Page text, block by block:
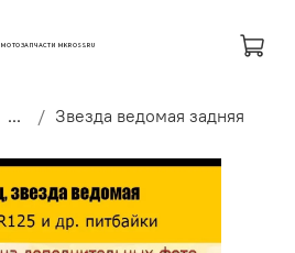
МОТОЗАПЧАСТИ MKROSS.RU
... Звезда ведомая задняя